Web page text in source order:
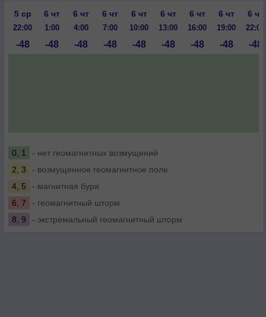
5 ср
6 чт 6 чт 6 чт 6 чт 6 чт 6 чт 6 чт 6 чт
22:00 1:00 4:00 7:00 10:00 13:00 16:00 19:00 22:00
-48 -48 -48 -48 -48 -48 -48 -48 -48
0, 1
- нет геомагнитных возмущений
2, 3
- возмущенное геомагнитное поле
4, 5
- магнитная буря
6, 7
- геомагнитный шторм
8, 9
- экстремальный геомагнитный шторм